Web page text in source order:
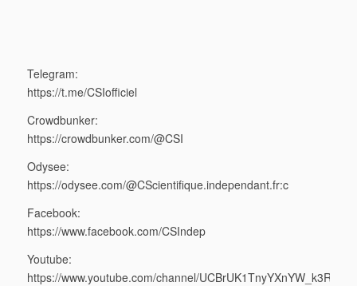
Telegram:
https://t.me/CSIofficiel
Crowdbunker:
https://crowdbunker.com/@CSI
Odysee:
https://odysee.com/@CScientifique.independant.fr:c
Facebook:
https://www.facebook.com/CSIndep
Youtube:
https://www.youtube.com/channel/